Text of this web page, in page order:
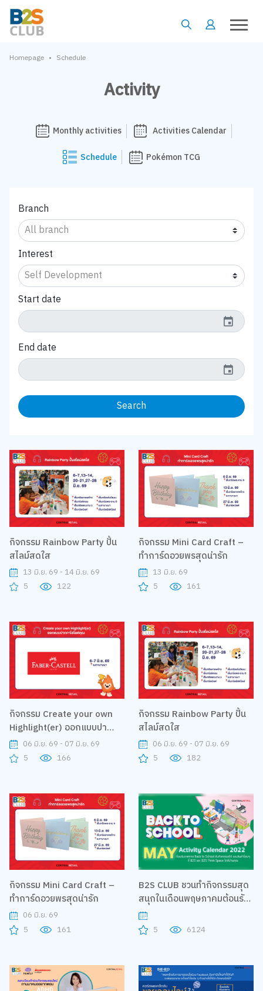
Homepage • Schedule
Activity
Monthly activities
Activities Calendar
Schedule
Pokémon TCG
Branch
Interest
Start date
event
End date
event
Search
กิจกรรม Rainbow Party ปั้น
สไลม์สดใส
13 มิ.ย. 69 - 14 มิ.ย. 69
5
122
กิจกรรม Mini Card Craft –
ทำการ์ดอวยพรสุดน่ารัก
13 มิ.ย. 69
5
161
กิจกรรม Create your own
Highlight(er) ออกแบบปา
กกาไฮไลต์คุณ
06 มิ.ย. 69 - 07 มิ.ย. 69
5
166
กิจกรรม Rainbow Party ปั้น
สไลม์สดใส
06 มิ.ย. 69 - 07 มิ.ย. 69
5
182
กิจกรรม Mini Card Craft –
ทำการ์ดอวยพรสุดน่ารัก
06 มิ.ย. 69
5
161
B2S CLUB ชวนทำกิจกรรมสุด
สนุกในเดือนพฤษภาคมต้อนรับ
เปิดเทอม
5 6124